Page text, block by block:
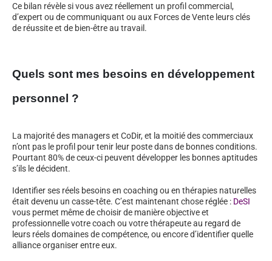
Ce bilan révèle si vous avez réellement un profil commercial,
d’expert ou de communiquant ou aux Forces de Vente leurs clés
de réussite et de bien-être au travail.
Quels sont mes besoins en développement
personnel ?
La majorité des managers et CoDir, et la moitié des commerciaux
n’ont pas le profil pour tenir leur poste dans de bonnes conditions.
Pourtant 80% de ceux-ci peuvent développer les bonnes aptitudes
s’ils le décident.
Identifier ses réels besoins en coaching ou en thérapies naturelles
était devenu un casse-tête. C’est maintenant chose réglée : DeSI
vous permet même de choisir de manière objective et
professionnelle votre coach ou votre thérapeute au regard de
leurs réels domaines de compétence, ou encore d’identifier quelle
alliance organiser entre eux.